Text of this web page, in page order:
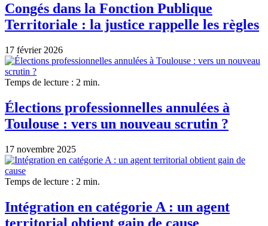
Congés dans la Fonction Publique
Territoriale : la justice rappelle les règles
17 février 2026
Temps de lecture : 2 min.
Élections professionnelles annulées à
Toulouse : vers un nouveau scrutin ?
17 novembre 2025
Temps de lecture : 2 min.
Intégration en catégorie A : un agent